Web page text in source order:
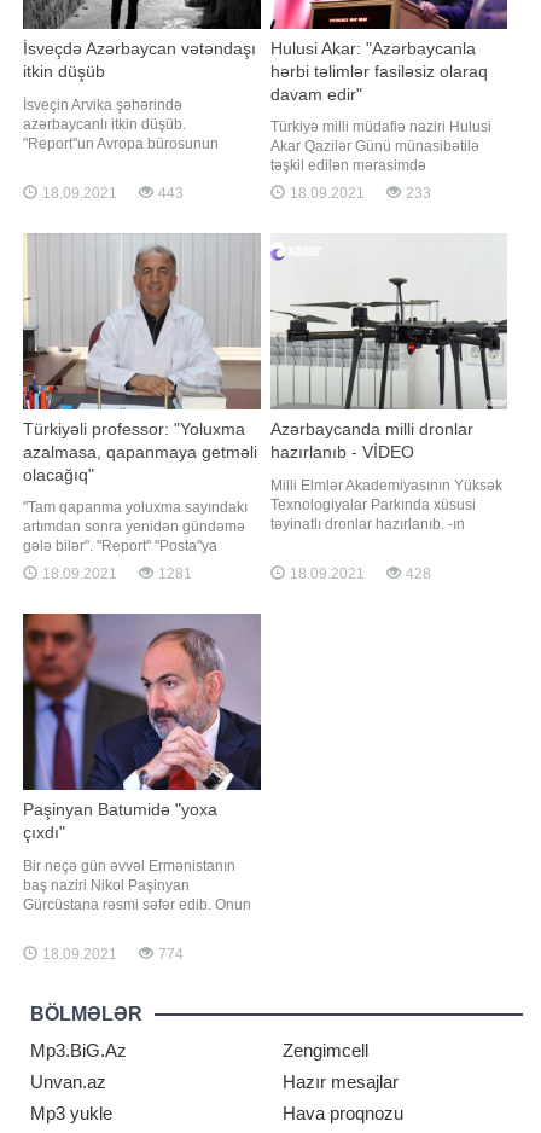
İsveçdə Azərbaycan vətəndaşı
itkin düşüb
İsveçin Arvika şəhərində
azərbaycanlı itkin düşüb.
"Report"un Avropa bürosunun
vətəndaşı, 39 yaşlı İltimas
Mirzəyevdən sentyabrın 15-dən
qədər sonra əlaqə kəsilib. Hazırda
polis azərbaycanlının axtarışın
18.09.2021 443
Hulusi Akar: "Azərbaycanla
hərbi təlimlər fasiləsiz olaraq
davam edir"
Türkiyə milli müdafiə naziri Hulusi
Akar Qazilər Günü münasibətilə
təşkil edilən mərasimdə
Azərbaycana dəstək çıxışı edib. Bu
barədə məlumat Türkiyə Milli
ordusunun sivilizasiyanın və tarixin
yüklədiyi məsuliyyət hissi ilə dost və
qarda
18.09.2021 233
Türkiyəli professor: "Yoluxma
azalmasa, qapanmaya getməli
olacağıq"
"Tam qapanma yoluxma sayındakı
artımdan sonra yenidən gündəmə
gələ bilər". "Report" "Posta"ya
istinadən xəbər verir ki, bunu
türkiyəli professor Faruk Aydın
Qapanmaya getməmək üçün
mübarizə aparırıq. Amma yoluxma
sayını azalda bilməsək
18.09.2021 1281
Azərbaycanda milli dronlar
hazırlanıb - VİDEO
Milli Elmlər Akademiyasının Yüksək
Texnologiyalar Parkında xüsusi
təyinatlı dronlar hazırlanıb. -ın
aparatları sifarişlər əsasında yerli
mütəxəssislər tərəfindən hazırlanıb.
18.09.2021 428
Paşinyan Batumidə "yoxa
çıxdı"
Bir neçə gün əvvəl Ermənistanın
baş naziri Nikol Paşinyan
Gürcüstana rəsmi səfər edib. Onun
Rəsmi məlumata görə, onunla
Gürcüstanın baş naziri arasında
səfər Ermənistan cəmiyyətinin
əhəmiyyətli bir hissəsi və xüsusən
18.09.2021 774
BÖLMƏLƏR
Mp3.BiG.Az
Zengimcell
Unvan.az
Hazır mesajlar
Mp3 yukle
Hava proqnozu